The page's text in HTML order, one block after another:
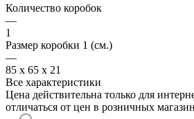
Количество коробок
—
1
Размер коробки 1 (см.)
—
85 x 65 x 21
Все характеристики
Цена действительна только для
отличаться от цен в розничных